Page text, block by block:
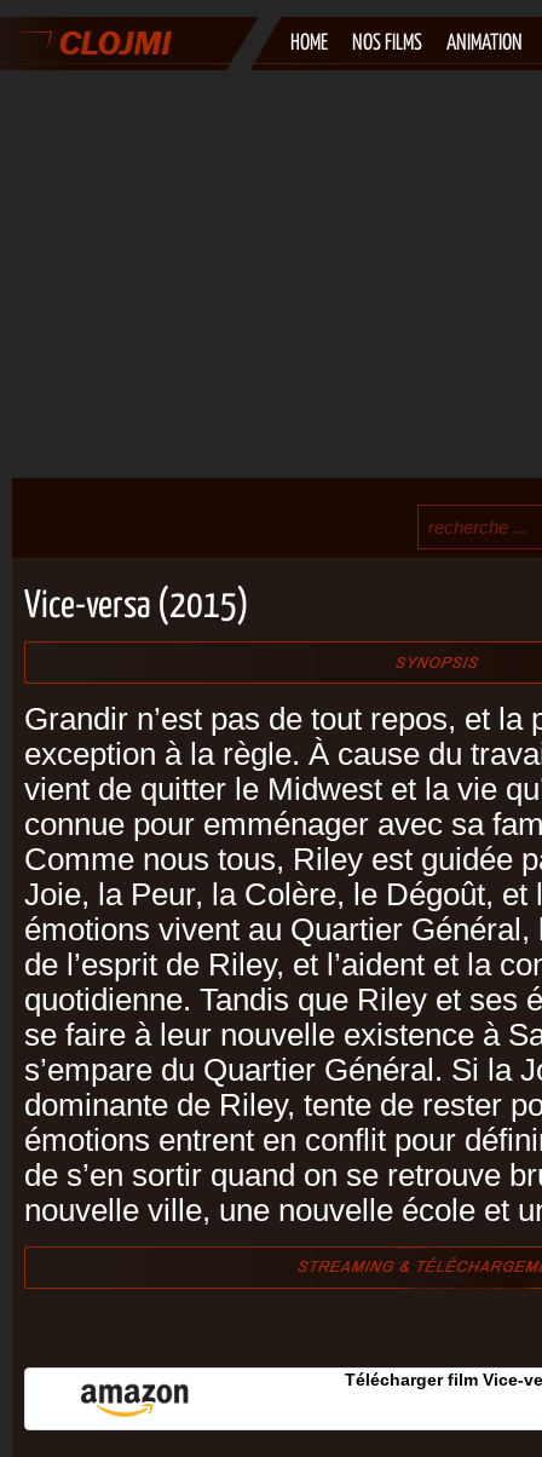
HOME NOS FILMS ANIMATION
Vice-versa (2015)
Grandir n’est pas de tout repos, et la
exception à la règle. À cause du
vient de quitter le Midwest et la vie
connue pour emménager avec sa
Comme nous tous, Riley est guidée
Joie, la Peur, la Colère, le Dégoût, et
émotions vivent au Quartier
de l’esprit de Riley, et l’aident et la
quotidienne. Tandis que Riley et ses
se faire à leur nouvelle existence à
s’empare du Quartier Général. Si la
dominante de Riley, tente de rester
émotions entrent en conflit pour
de s’en sortir quand on se retrouve
nouvelle ville, une nouvelle école et
Télécharger film Vice-